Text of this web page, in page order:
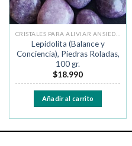
Lepidolita (Balance y
Conciencia), Piedras Roladas,
100 gr.
$18.990
Añadir al carrito